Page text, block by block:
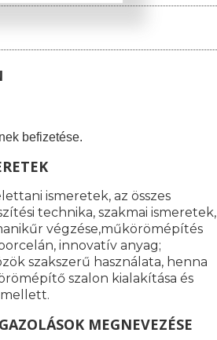
befizetése.
ismeretek, az összes
technika, szakmai ismeretek,
végzése,műkörömépítés
innovatív anyag;
szakszerű használata, henna
szalon kialakítása és
MEGNEVEZÉSE